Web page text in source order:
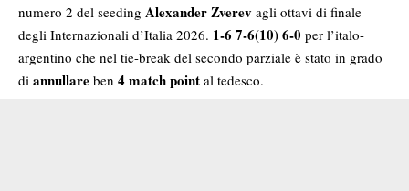
numero 2 del seeding Alexander Zverev agli ottavi di finale
degli Internazionali d’Italia 2026. 1-6 7-6(10) 6-0 per l’italo-
argentino che nel tie-break del secondo parziale è stato in grado
di annullare ben 4 match point al tedesco.